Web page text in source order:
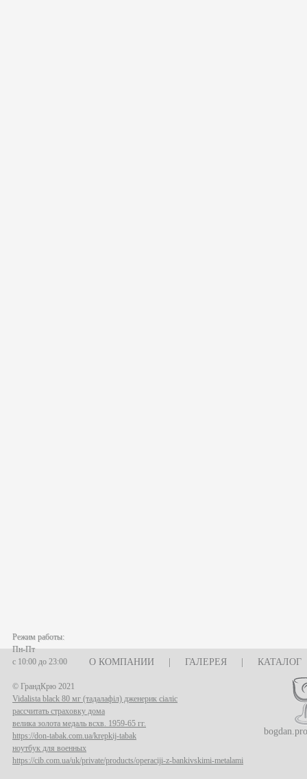
О КОМПАНИИ ГАЛЕРЕЯ КАТАЛОГ
Режим работы:
Пн-Пт
с 10:00 до 23:00
© ГрандКрю 2021
Vidalista black 80 мг (тадалафіл) дженерик сіаліс
рассчитать страховку дома
велика золота медаль всхв. 1959-65 гг.
https://don-tabak.com.ua/krepkij-tabak
ноутбук для военных
https://cib.com.ua/uk/private/products/operaciji-z-bankivskimi-metalami